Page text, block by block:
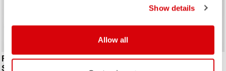
Show details
Allow all
ROSSO CORSA
FREE SANREMO 3 SUIT
SLEEVELESS
ROSSO CORSA
FREE SANREMO 3 W SUIT
SLEEVELESS